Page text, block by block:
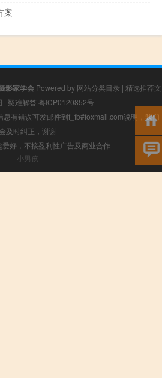
案
影家学会Powered by 网站分类目录 | 精选推荐文
| 疑难解答 粤ICP0120852号
有错误可发邮件到f_fb#foxmail.com说明，我们
会及时纠正，谢谢
好，不接盈利性广告及商业合作
小男孩